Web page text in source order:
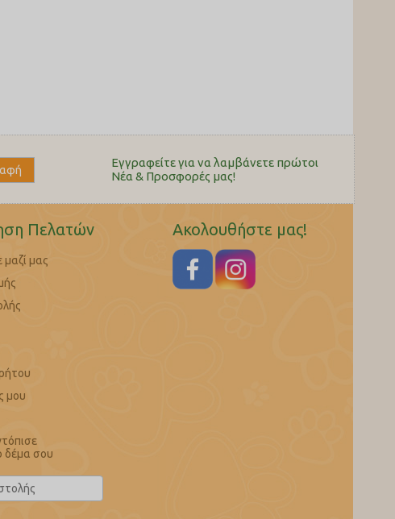
Εγγραφείτε για να λαμβάνετε πρώτοι
Nέα & Προσφορές μας!
Πελατών
μαζί μας
μου
δέμα σου
Ακολουθήστε μας!